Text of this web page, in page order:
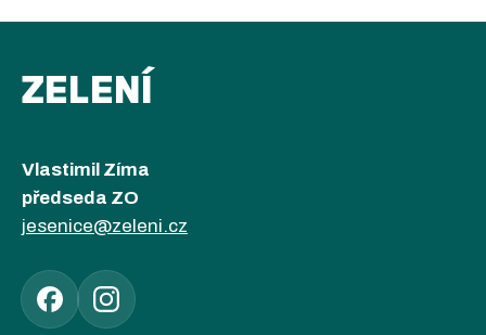
ZELENÍ
Vlastimil Zíma
předseda ZO
jesenice@zeleni.cz